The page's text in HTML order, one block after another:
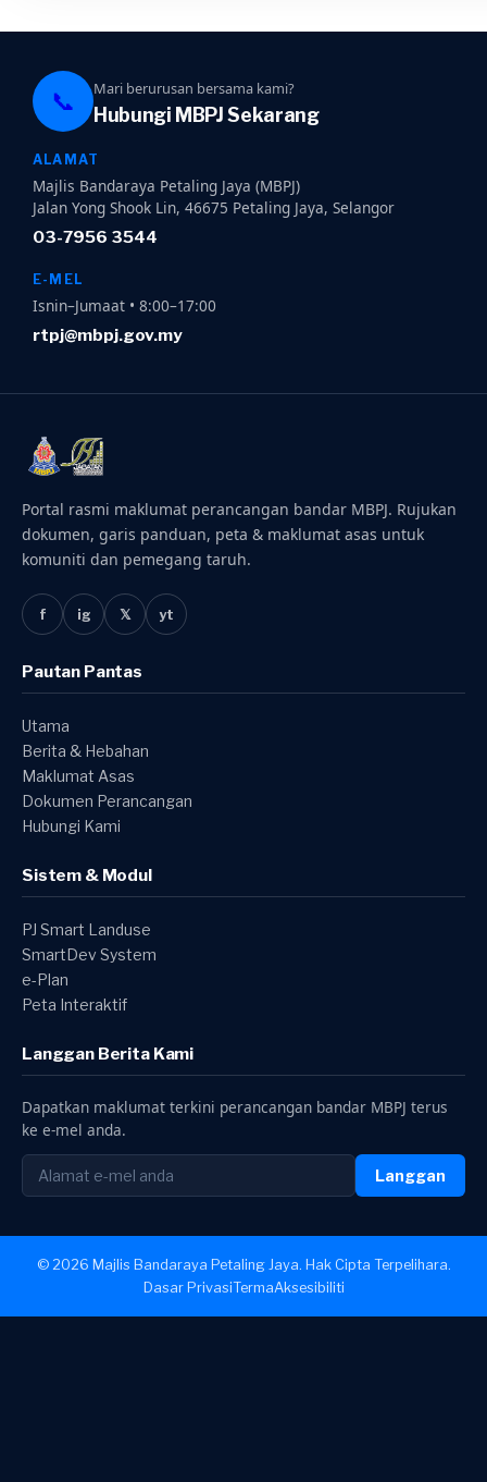
📞 Mari berurusan bersama kami?
Hubungi MBPJ Sekarang
ALAMAT
Majlis Bandaraya Petaling Jaya (MBPJ)
Jalan Yong Shook Lin, 46675 Petaling Jaya, Selangor
03-7956 3544
E-MEL
Isnin–Jumaat • 8:00–17:00
rtpj@mbpj.gov.my
Portal rasmi maklumat perancangan bandar MBPJ. Rujukan
dokumen, garis panduan, peta & maklumat asas untuk
komuniti dan pemegang taruh.
f ig 𝕏 yt
Pautan Pantas
Utama
Berita & Hebahan
Maklumat Asas
Dokumen Perancangan
Hubungi Kami
Sistem & Modul
PJ Smart Landuse
SmartDev System
e-Plan
Peta Interaktif
Langgan Berita Kami
Dapatkan maklumat terkini perancangan bandar MBPJ terus
ke e-mel anda.
Langgan
© 2026 Majlis Bandaraya Petaling Jaya. Hak Cipta Terpelihara.
Dasar PrivasiTermaAksesibiliti